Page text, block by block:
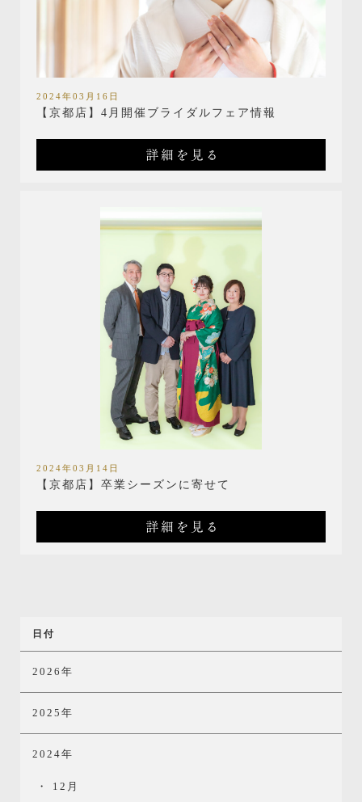
2024年03月16日
【京都店】4月開催ブライダルフェア情報
2024年03月14日
【京都店】卒業シーズンに寄せて
日付
2026年
2025年
2024年
12月